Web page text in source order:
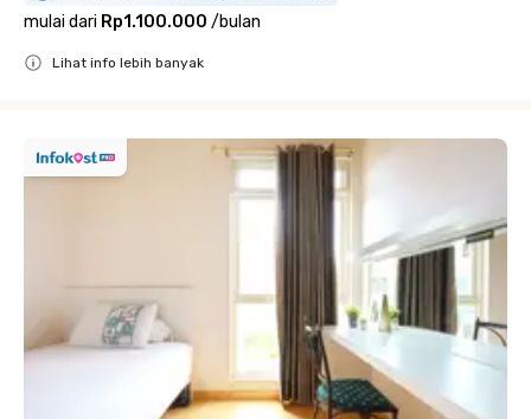
mulai dari Rp1.100.000 /bulan
Lihat info lebih banyak